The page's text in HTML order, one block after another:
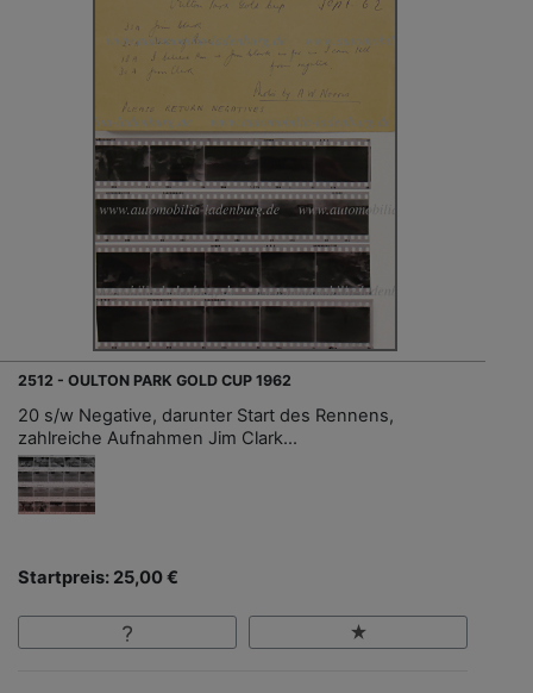
2512 - OULTON PARK GOLD CUP 1962
20 s/w Negative, darunter Start des Rennens,
zahlreiche Aufnahmen Jim Clark...
Startpreis: 25,00 €